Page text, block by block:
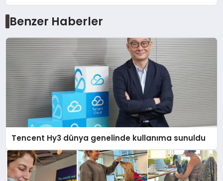
Benzer Haberler
Tencent Hy3 dünya genelinde kullanıma sunuldu